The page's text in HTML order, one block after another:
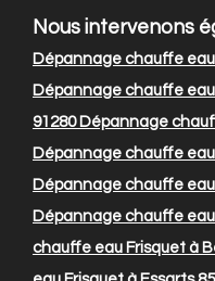
Nous intervenons
Dépannage chauffe
Dépannage chauffe
91280Dépannage
Dépannage chauffe
Dépannage chauffe
Dépannage chauffe
chauffe eau Frisquet à